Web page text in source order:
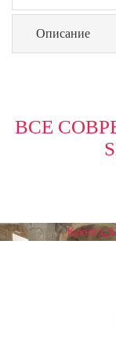
Описание
ВСЕ
Кухня